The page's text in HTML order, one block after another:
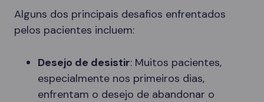
Alguns dos principais desafios enfrentados
pelos pacientes incluem:
Desejo de desistir: Muitos pacientes,
especialmente nos primeiros dias,
enfrentam o desejo de abandonar o